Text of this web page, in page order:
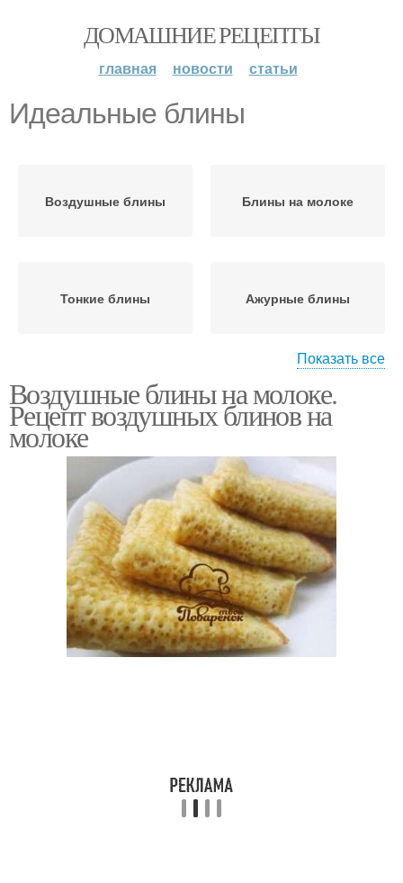
ДОМАШНИЕ РЕЦЕПТЫ
главная новости статьи
Идеальные блины
Воздушные блины Блины на молоке
Тонкие блины Ажурные блины
Боярские блины Идеальный вариант
Блины на огуречном
рассоле
Вкусные блины
Блины с дырочками Пропорции для блинов
Показать все
Воздушные блины на молоке.
Рецепт воздушных блинов на
молоке